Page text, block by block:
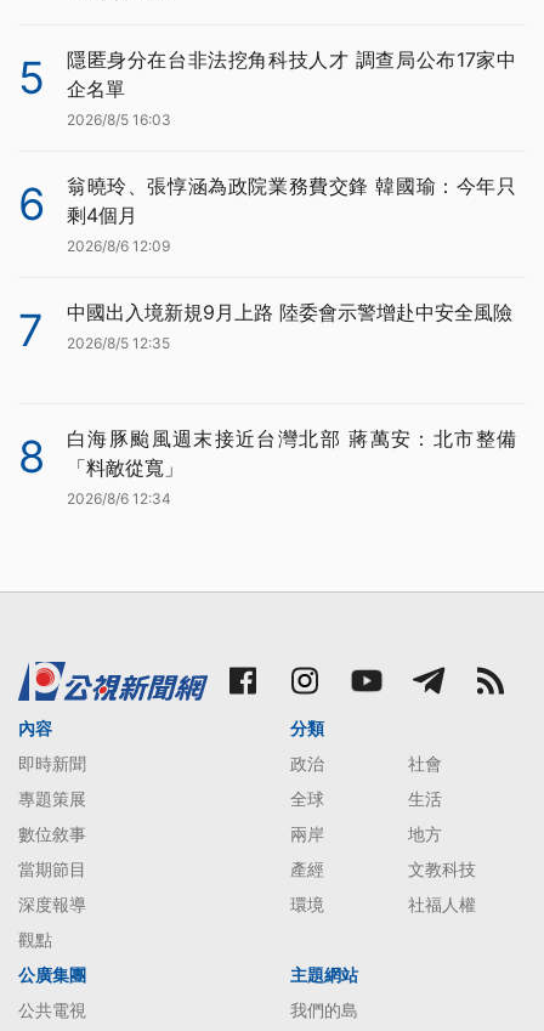
5
隱匿身分在台非法挖角科技人才 調查局公布17家中
企名單
2026/8/5 16:03
6
翁曉玲、張惇涵為政院業務費交鋒 韓國瑜：今年只
剩4個月
2026/8/6 12:09
7 中國出入境新規9月上路 陸委會示警增赴中安全風險
2026/8/5 12:35
8
白海豚颱風週末接近台灣北部 蔣萬安：北市整備
「料敵從寬」
2026/8/6 12:34
內容
即時新聞
專題策展
數位敘事
當期節目
深度報導
觀點
分類
政治
社會
全球
生活
兩岸
地方
產經
文教科技
環境
社福人權
公廣集團
公共電視
主題網站
我們的島